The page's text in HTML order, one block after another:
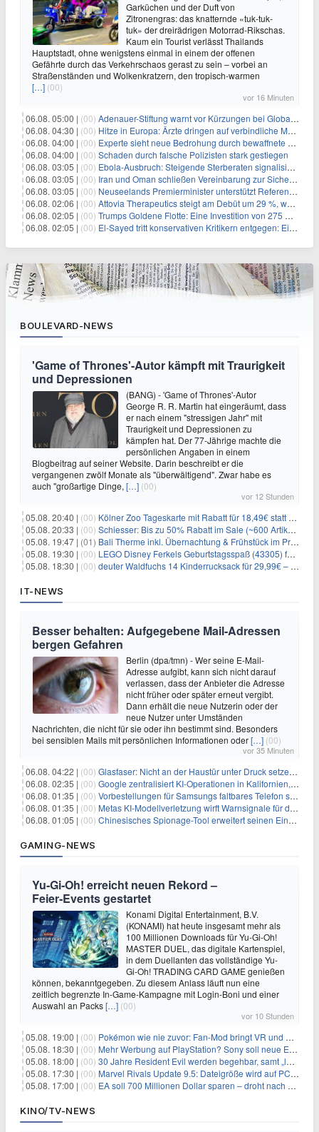
Garküchen und der Duft von
Zitronengras: das knatternde «tuk-tuk-
tuk» der dreirädrigen Motorrad-Rikschas.
Kaum ein Tourist verlässt Thailands
Hauptstadt, ohne wenigstens einmal in einem der offenen
Gefährte durch das Verkehrschaos gerast zu sein – vorbei an
Straßenständen und Wolkenkratzern, den tropisch-warmen
[…] (00)
vor 16 Minuten
06.08. 05:00 | (00) Adenauer-Stiftung warnt vor Kürzungen bei Globaler Gesundheit
06.08. 04:30 | (00) Hitze in Europa: Ärzte dringen auf verbindliche Maßnahmen
06.08. 04:00 | (00) Experte sieht neue Bedrohung durch bewaffnete Drohnen
06.08. 04:00 | (00) Schaden durch falsche Polizisten stark gestiegen
06.08. 03:05 | (00) Ebola-Ausbruch: Steigende Sterberaten signalisieren dringenden Bedarf an verbesserter Gesundheitsinfrastruktur
06.08. 03:05 | (00) Iran und Oman schließen Vereinbarung zur Sicherung des Schiffsverkehrs durch die Straße von Hormuz
06.08. 03:05 | (00) Neuseelands Premierminister unterstützt Referendum über das Wahlsystem: Ein Schritt in Richtung verbesserter demokratischer Beteiligung
06.08. 02:06 | (00) Attovia Therapeutics steigt am Debüt um 29 %, was starkes Investorenvertrauen in biotechnologische Innovation signalisiert
06.08. 02:05 | (00) Trumps Goldene Flotte: Eine Investition von 275 Milliarden Dollar in militärische Macht
06.08. 02:05 | (00) El-Sayed tritt konservativen Kritikern entgegen: Ein Blick auf die wirtschaftliche Landschaft
BOULEVARD-NEWS
'Game of Thrones'-Autor kämpft mit Traurigkeit
und Depressionen
(BANG) - 'Game of Thrones'-Autor
George R. R. Martin hat eingeräumt, dass
er nach einem "stressigen Jahr" mit
Traurigkeit und Depressionen zu
kämpfen hat. Der 77-Jährige machte die
persönlichen Angaben in einem
Blogbeitrag auf seiner Website. Darin beschreibt er die
vergangenen zwölf Monate als "überwältigend". Zwar habe es
auch "großartige Dinge, […] (00)
vor 12 Stunden
05.08. 20:40 | (00) Kölner Zoo Tageskarte mit Rabatt für 18,49€ statt 29,50€ – einlösbar bis Dezember
05.08. 20:33 | (00) Schiesser: Bis zu 50% Rabatt im Sale (~600 Artikel zur Auswahl)
05.08. 19:47 | (01) Bali Therme inkl. Übernachtung & Frühstück im Premium Hotel (Bad Oeynhausen) ab 89€ p.P.
05.08. 19:30 | (00) LEGO Disney Ferkels Geburtstagsspaß (43305) für 29,10€
05.08. 18:30 | (00) deuter Waldfuchs 14 Kinderrucksack für 29,99€ – Amber-maple
IT-NEWS
Besser behalten: Aufgegebene Mail-Adressen
bergen Gefahren
Berlin (dpa/tmn) - Wer seine E-Mail-
Adresse aufgibt, kann sich nicht darauf
verlassen, dass der Anbieter die Adresse
nicht früher oder später erneut vergibt.
Dann erhält die neue Nutzerin oder der
neue Nutzer unter Umständen
Nachrichten, die nicht für sie oder ihn bestimmt sind. Besonders
bei sensiblen Mails mit persönlichen Informationen oder[…] (00)
vor 35 Minuten
06.08. 04:22 | (00) Glasfaser: Nicht an der Haustür unter Druck setzen lassen
06.08. 02:35 | (00) Google zentralisiert KI-Operationen in Kalifornien, um Rivale Anthropic und OpenAI zu überholen
06.08. 01:35 | (00) Vorbestellungen für Samsungs faltbares Telefon steigen um 30 % in einem wettbewerbsintensiven Markt
06.08. 01:35 | (00) Metas KI-Modellverletzung wirft Warnsignale für die Technologieaufsicht auf
06.08. 01:05 | (00) Chinesisches Spionage-Tool erweitert seinen Einfluss auf 13 Länder und weckt Sicherheitsbedenken
GAMING-NEWS
Yu‑Gi‑Oh! erreicht neuen Rekord –
Feier‑Events gestartet
Konami Digital Entertainment, B.V.
(KONAMI) hat heute insgesamt mehr als
100 Millionen Downloads für Yu-Gi-Oh!
MASTER DUEL, das digitale Kartenspiel,
in dem Duellanten das vollständige Yu-
Gi-Oh! TRADING CARD GAME genießen
können, bekanntgegeben. Zu diesem Anlass läuft nun eine
zeitlich begrenzte In-Game-Kampagne mit Login-Boni und einer
Auswahl an Packs[…] (00)
vor 10 Stunden
05.08. 19:00 | (00) Pokémon wie nie zuvor: Fan-Mod bringt VR und Ego-Perspektive nach Kanto
05.08. 18:30 | (00) Mehr Werbung auf PlayStation? Sony soll neue Einnahmequellen prüfen
05.08. 18:00 | (00) 30 Jahre Resident Evil werden begehbar, samt „lebensgroßem Leon“
05.08. 17:30 | (00) Marvel Rivals Update 9.5: Dateigröße wird auf PC und Konsolen deutlich reduziert
05.08. 17:00 | (00) EA soll 700 Millionen Dollar sparen – droht nach der Übernahme die nächste Entlassungswelle?
KINO/TV-NEWS